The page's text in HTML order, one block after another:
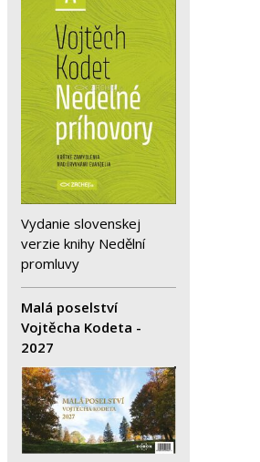
Vydanie slovenskej
verzie knihy Nedělní
promluvy
Malá poselství
Vojtěcha Kodeta -
2027